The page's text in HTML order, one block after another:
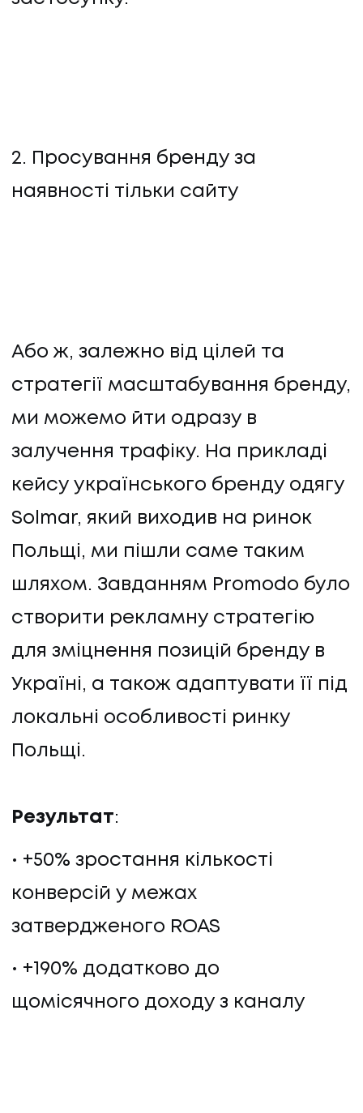
2. Просування бренду за
наявності тільки сайту
Або ж, залежно від цілей та
стратегії масштабування бренду,
ми можемо йти одразу в
залучення трафіку. На прикладі
кейсу українського бренду одягу
Solmar, який виходив на ринок
Польщі, ми пішли саме таким
шляхом. Завданням Promodo було
створити рекламну стратегію
для зміцнення позицій бренду в
Україні, а також адаптувати її під
локальні особливості ринку
Польщі.
Результат:
+50% зростання кількості
конверсій у межах
затвердженого ROAS
+190% додатково до
щомісячного доходу з каналу
БЛОГ
КОНТАКТИ